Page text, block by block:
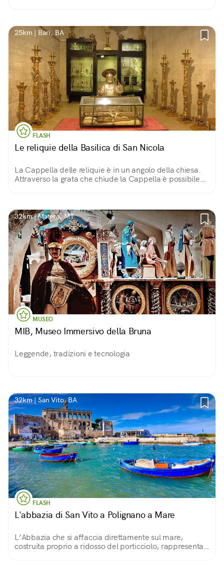
25km | Bari, BA
FLASH
Le reliquie della Basilica di San Nicola
La Cappella delle reliquie è in un angolo della chiesa.
Attraverso la grata che chiude la Cappella è possibile
32km | Matera, MT
MUSEO
MIB, Museo Immersivo della Bruna
Leggende, tradizioni e tecnologia
32km | San Vito, BA
FLASH
L'abbazia di San Vito a Polignano a Mare
L’Abbazia che si affaccia direttamente sul mare,
costruita proprio a ridosso del porticciolo, rappresenta